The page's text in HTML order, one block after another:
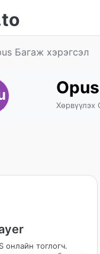
Багаж хэрэгсэл
Хөрвүүлэх
онлайн тоглогч.